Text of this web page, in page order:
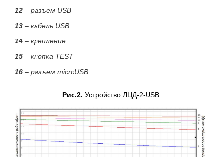
12 – разъем USB
13 – кабель USB
14 – крепление
15 – кнопка TEST
16 – разъем microUSB
Рис.2. Устройство ЛЦД-2-USB